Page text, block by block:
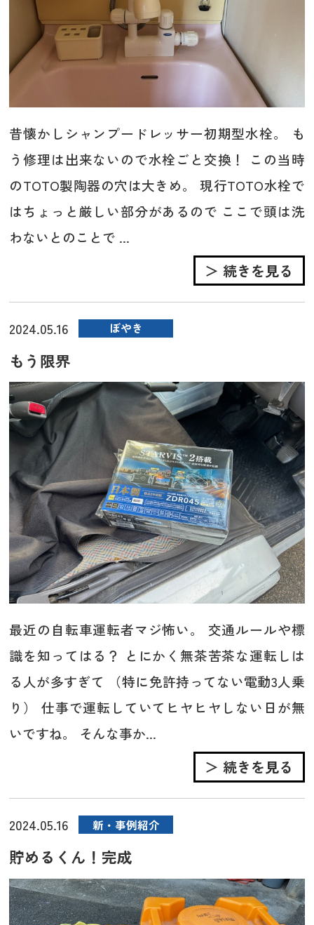
昔懐かしシャンプードレッサー初期型水栓。 も
う修理は出来ないので水栓ごと交換！ この当時
のTOTO製陶器の穴は大きめ。 現行TOTO水栓で
はちょっと厳しい部分があるので ここで頭は洗
わないとのことで ...
＞ 続きを見る
2024.05.16 ぼやき
もう限界
最近の自転車運転者マジ怖い。 交通ルールや標
識を知ってはる？ とにかく無茶苦茶な運転しは
る人が多すぎて （特に免許持ってない電動3人乗
り） 仕事で運転していてヒヤヒヤしない日が無
いですね。 そんな事か...
＞ 続きを見る
2024.05.16 新・事例紹介
貯めるくん！完成